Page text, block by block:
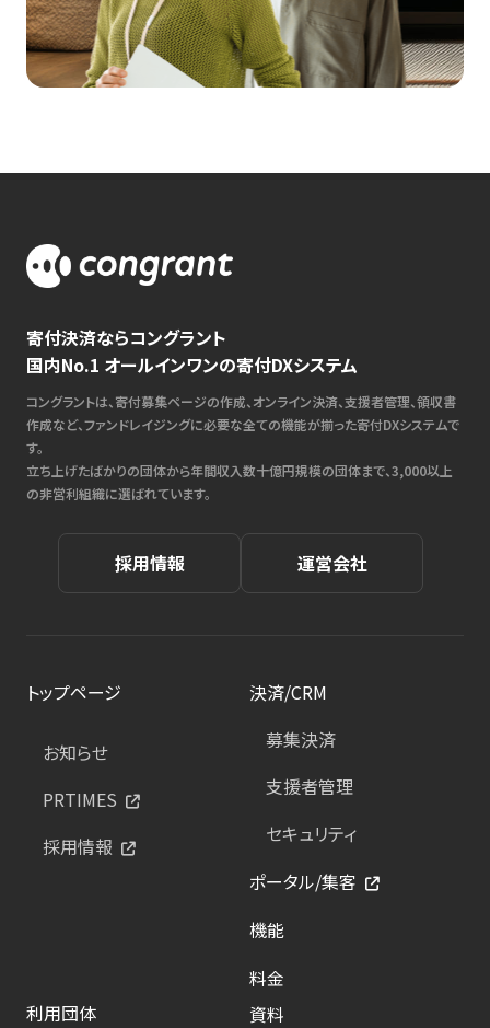
寄付決済ならコングラント
国内No.1 オールインワンの寄付DXシステム
コングラントは、寄付募集ページの作成、オンライン決済、支援者管理、領収書
作成など、ファンドレイジングに必要な全ての機能が揃った寄付DXシステムで
す。
立ち上げたばかりの団体から年間収入数十億円規模の団体まで、3,000以上
の非営利組織に選ばれています。
採用情報 運営会社
トップページ
お知らせ
PRTIMES
採用情報
決済/CRM
募集決済
支援者管理
セキュリティ
ポータル/集客
機能
料金
利用団体
資料